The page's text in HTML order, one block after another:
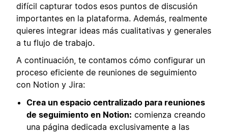
difícil capturar todos esos puntos de discusión
importantes en la plataforma. Además, realmente
quieres integrar ideas más cualitativas y generales
a tu flujo de trabajo.
A continuación, te contamos cómo configurar un
proceso eficiente de reuniones de seguimiento
con Notion y Jira:
Crea un espacio centralizado para reuniones
de seguimiento en Notion: comienza creando
una página dedicada exclusivamente a las